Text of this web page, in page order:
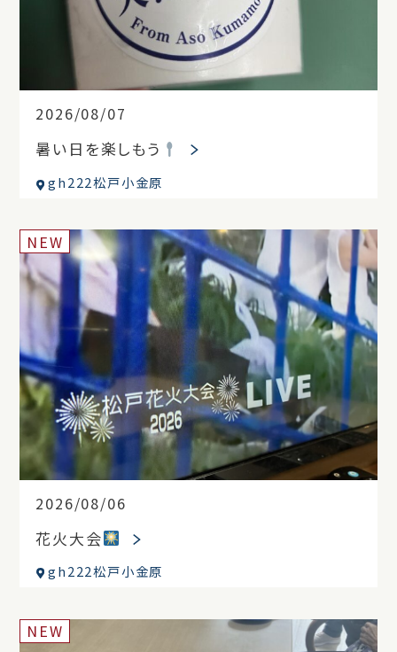
2026/08/07
暑い日を楽しもう
gh222松戸小金原
2026/08/06
NEW
花火大会
gh222松戸小金原
NEW